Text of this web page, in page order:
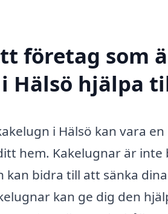
företag som
Hälsö hjälpa
i Hälsö kan vara
hem. Kakelugnar är
kan bidra till att sänka
kan ge dig den